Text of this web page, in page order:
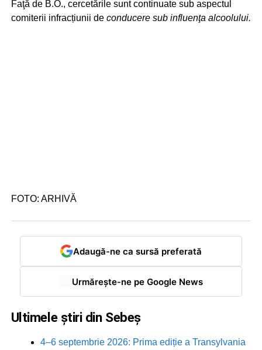
Faţă de B.O., cercetările sunt continuate sub aspectul
comiterii infracțiunii de conducere sub influenţa alcoolului.
FOTO: ARHIVĂ
Adaugă-ne ca sursă preferată
Urmărește-ne pe Google News
Ultimele știri din Sebeș
4–6 septembrie 2026: Prima ediție a Transylvania